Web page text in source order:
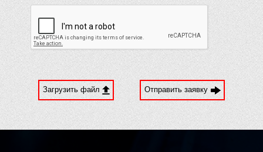
Загрузить файл Отправить заявку